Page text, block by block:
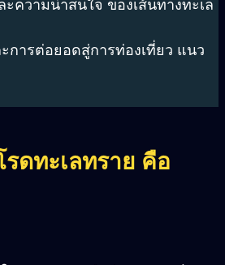
ความน่าสนใจ ของเส้นทางทะเล
การต่อยอดสู่การท่องเที่ยว แนว
ดทะเลทราย คือ